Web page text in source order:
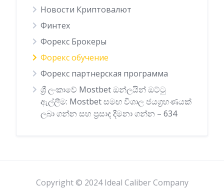
Новости Криптовалют
Финтех
Форекс Брокеры
Форекс обучение
Форекс партнерская программа
ශ්‍රී ලංකාවේ Mostbet ඔන්ලයින් ඔට්ටු
ඇල්ලීම: Mostbet සමඟ විශාල ජයග්‍රහණයක්
ලබා ගන්න සහ ප්‍රසාද දීමනා ගන්න – 634
Copyright © 2024 Ideal Caliber Company